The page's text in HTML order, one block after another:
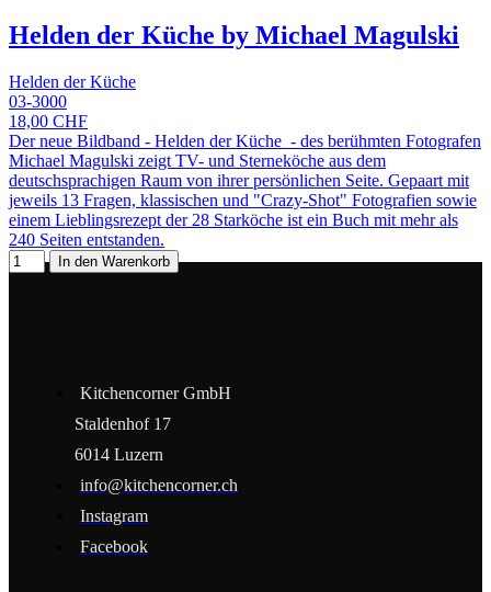
Helden der Küche by Michael Magulski
Helden der Küche
03-3000
18,00 CHF
Der neue Bildband - Helden der Küche - des berühmten Fotografen
Michael Magulski zeigt TV- und Sterneköche aus dem
deutschsprachigen Raum von ihrer persönlichen Seite. Gepaart mit
jeweils 13 Fragen, klassischen und "Crazy-Shot" Fotografien sowie
einem Lieblingsrezept der 28 Starköche ist ein Buch mit mehr als
240 Seiten entstanden.
In den Warenkorb
Kitchencorner GmbH
Staldenhof 17
6014 Luzern
info@kitchencorner.ch
Instagram
Facebook